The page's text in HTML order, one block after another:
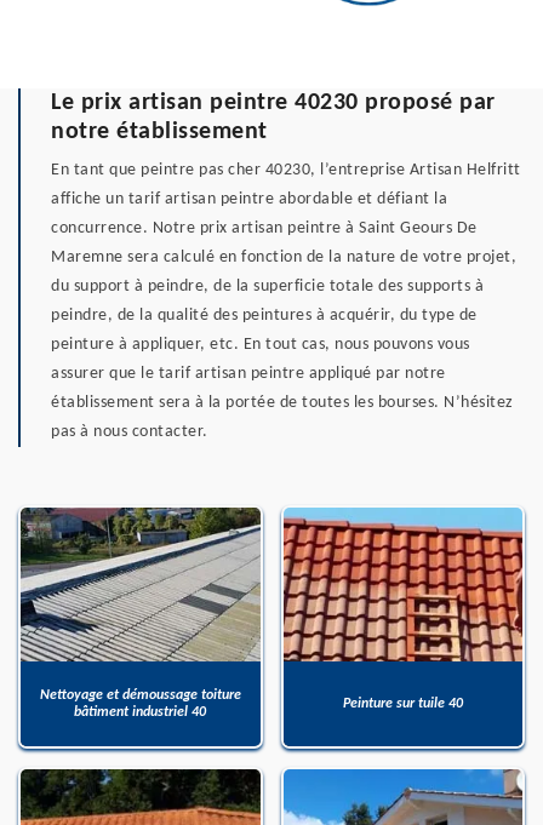
Le prix artisan peintre 40230 proposé par
notre établissement
En tant que peintre pas cher 40230, l’entreprise Artisan Helfritt
affiche un tarif artisan peintre abordable et défiant la
concurrence. Notre prix artisan peintre à Saint Geours De
Maremne sera calculé en fonction de la nature de votre projet,
du support à peindre, de la superficie totale des supports à
peindre, de la qualité des peintures à acquérir, du type de
peinture à appliquer, etc. En tout cas, nous pouvons vous
assurer que le tarif artisan peintre appliqué par notre
établissement sera à la portée de toutes les bourses. N’hésitez
pas à nous contacter.
Nettoyage et démoussage toiture
bâtiment industriel 40
Peinture sur tuile 40